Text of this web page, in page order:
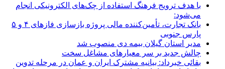
با هدف ترویج فرهنگ استفاده از چک‌های الکترونیکی انجام
می‌شود:
بانک تجارت، تأمین‌کننده مالی پروژه بازسازی فازهای ۴ و ۵
پارس جنوبی
مدیر استان گیلان بیمه دی منصوب شد
چالش جدید بر سر معیارهای مشاغل سخت
بقائی خبرداد: بیانیه مشترک ایران و عمان در مرحله تدوین